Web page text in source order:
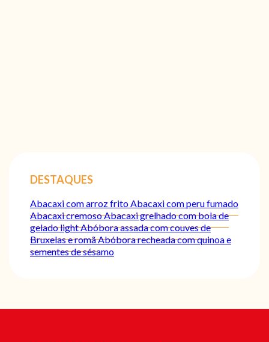
DESTAQUES
Abacaxi com arroz frito Abacaxi com peru fumado
Abacaxi cremosoAbacaxi grelhado com bola de
gelado lightAbóbora assada com couves de
Bruxelas e romãAbóbora recheada com quinoa e
sementes de sésamo